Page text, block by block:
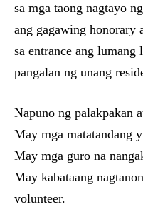
sa mga taong nagtayo
ang gagawing honorary
sa entrance ang lumang
pangalan ng unang
Napuno ng palakpakan
May mga matatandang
May mga guro na
May kabataang
volunteer.